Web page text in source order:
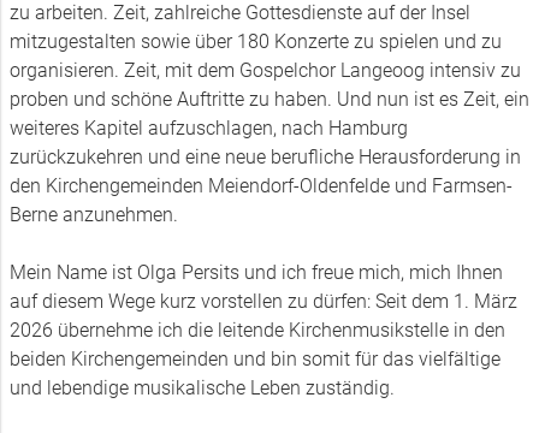
zu arbeiten. Zeit, zahlreiche Gottesdienste auf der Insel
mitzugestalten sowie über 180 Konzerte zu spielen und zu
organisieren. Zeit, mit dem Gospelchor Langeoog intensiv zu
proben und schöne Auftritte zu haben. Und nun ist es Zeit, ein
weiteres Kapitel aufzuschlagen, nach Hamburg
zurückzukehren und eine neue berufliche Herausforderung in
den Kirchengemeinden Meiendorf-Oldenfelde und Farmsen-
Berne anzunehmen.
Mein Name ist Olga Persits und ich freue mich, mich Ihnen
auf diesem Wege kurz vorstellen zu dürfen: Seit dem 1. März
2026 übernehme ich die leitende Kirchenmusikstelle in den
beiden Kirchengemeinden und bin somit für das vielfältige
und lebendige musikalische Leben zuständig.